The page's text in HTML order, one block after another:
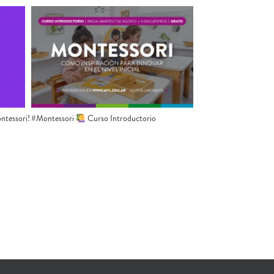
#Montessori Curso Introductorio